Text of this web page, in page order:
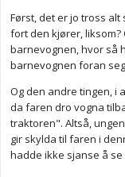
Først, det er jo tross
fort den kjører, liksom?
barnevognen, hvor så
barnevognen foran
Og den andre tingen, i
da faren dro vogna
traktoren". Altså,
gir skylda til faren i
hadde ikke sjanse å